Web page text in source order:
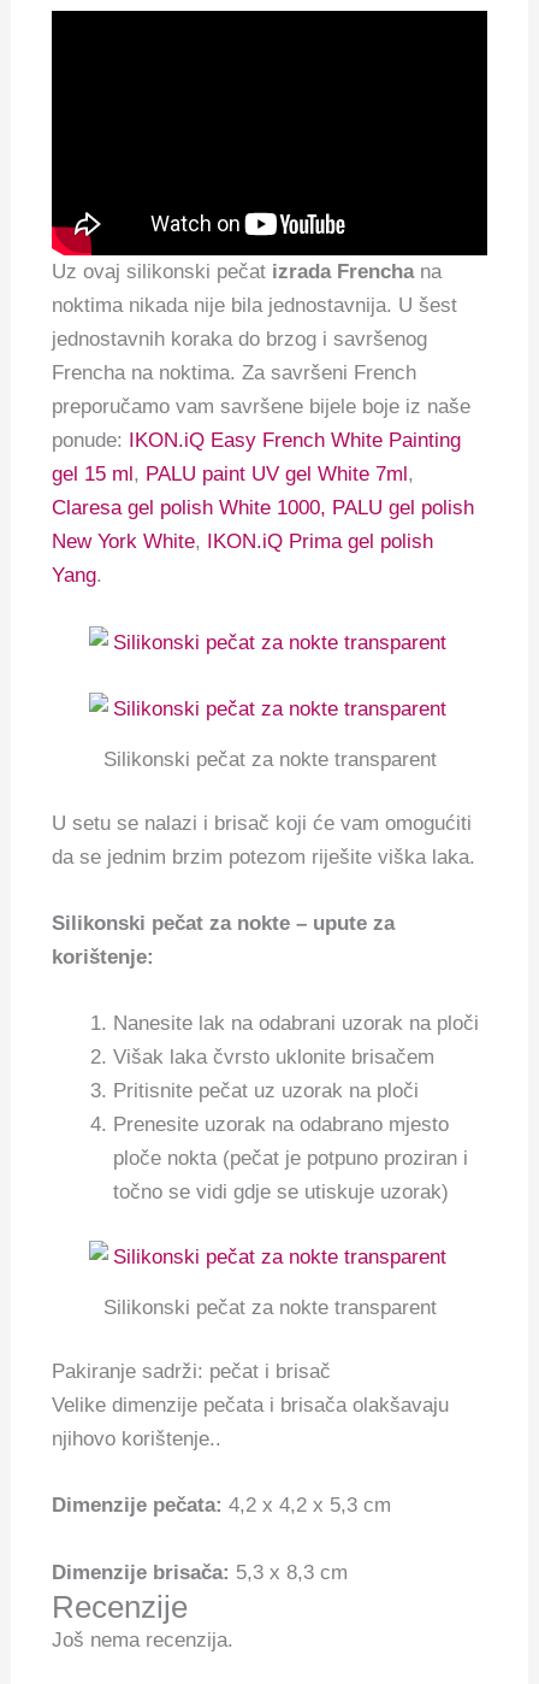
Uz ovaj silikonski pečat izrada Frenchana
noktima nikada nije bila jednostavnija. U šest
jednostavnih koraka do brzog i savršenog
Frencha na noktima. Za savršeni French
preporučamo vam savršene bijele boje iz naše
ponude:
IKON.iQ Easy French White Painting
gel 15 ml , PALU paint UV gel White 7ml ,
Claresa gel polish White 1000, PALU gel polish
New York White,
IKON.iQ Prima gel polish
Yang.
Silikonski pečat za nokte transparent
U setu se nalazi i brisač koji će vam omogućiti
da se jednim brzim potezom riješite viška laka.
Silikonski pečat za nokte – upute za
korištenje:
Nanesite lak na odabrani uzorak na ploči
Višak laka čvrsto uklonite brisačem
Pritisnite pečat uz uzorak na ploči
Prenesite uzorak na odabrano mjesto
ploče nokta (pečat je potpuno proziran i
točno se vidi gdje se utiskuje uzorak)
Silikonski pečat za nokte transparent
Pakiranje sadrži: pečat i brisač
Velike dimenzije pečata i brisača olakšavaju
njihovo korištenje..
Dimenzije pečata: 4,2 x 4,2 x 5,3 cm
Dimenzije brisača: 5,3 x 8,3 cm
Recenzije
Još nema recenzija.